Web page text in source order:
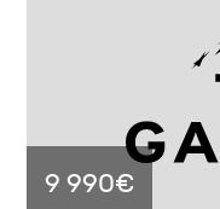
9 990€